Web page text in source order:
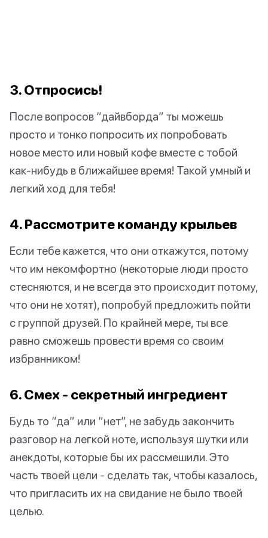
3. Отпросись!
После вопросов “дайвборда” ты можешь
просто и тонко попросить их попробовать
новое место или новый кофе вместе с тобой
как-нибудь в ближайшее время! Такой умный и
легкий ход для тебя!
4. Рассмотрите команду крыльев
Если тебе кажется, что они откажутся, потому
что им некомфортно (некоторые люди просто
стесняются, и не всегда это происходит потому,
что они не хотят), попробуй предложить пойти
с группой друзей. По крайней мере, ты все
равно сможешь провести время со своим
избранником!
6. Смех - секретный ингредиент
Будь то “да” или “нет”, не забудь закончить
разговор на легкой ноте, используя шутки или
анекдоты, которые бы их рассмешили. Это
часть твоей цели - сделать так, чтобы казалось,
что пригласить их на свидание не было твоей
целью.